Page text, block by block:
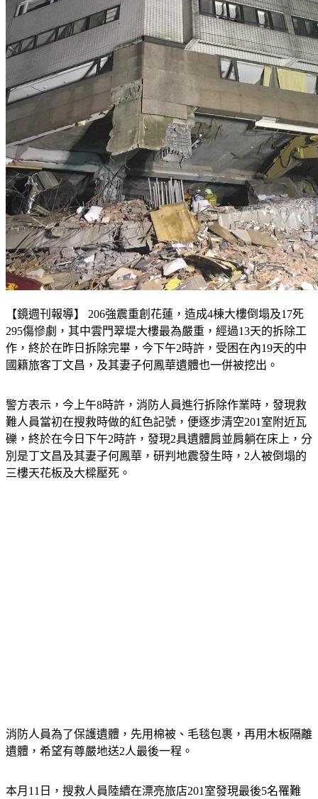
【鏡週刊報導】 206強震重創花蓮，造成4棟大樓倒塌及17死
295傷慘劇，其中雲門翠堤大樓最為嚴重，經過13天的拆除工
作，終於在昨日拆除完畢，今下午2時許，受困在內19天的中
國籍旅客丁文昌，及其妻子何鳳華遺體也一併被挖出。
警方表示，今上午8時許，消防人員進行拆除作業時，發現救
難人員當初在搜救時做的紅色記號，便逐步清空201室附近瓦
礫，終於在今日下午2時許，發現2具遺體肩並肩躺在床上，分
別是丁文昌及其妻子何鳳華，研判地震發生時，2人被倒塌的
三樓天花板及大樑壓死。
消防人員為了保護遺體，先用棉被、毛毯包裹，再用木板隔離
遺體，希望有尊嚴地送2人最後一程。
本月11日，搜救人員陸續在漂亮旅店201室發現最後5名罹難